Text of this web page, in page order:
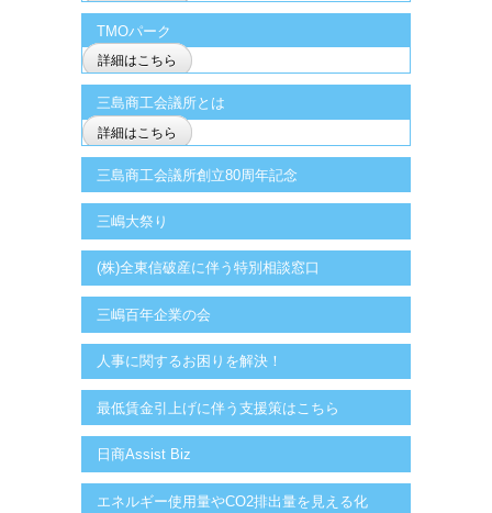
TMOパーク
詳細はこちら
三島商工会議所とは
詳細はこちら
三島商工会議所創立80周年記念
三嶋大祭り
(株)全東信破産に伴う特別相談窓口
三嶋百年企業の会
人事に関するお困りを解決！
最低賃金引上げに伴う支援策はこちら
日商Assist Biz
エネルギー使用量やCO2排出量を見える化